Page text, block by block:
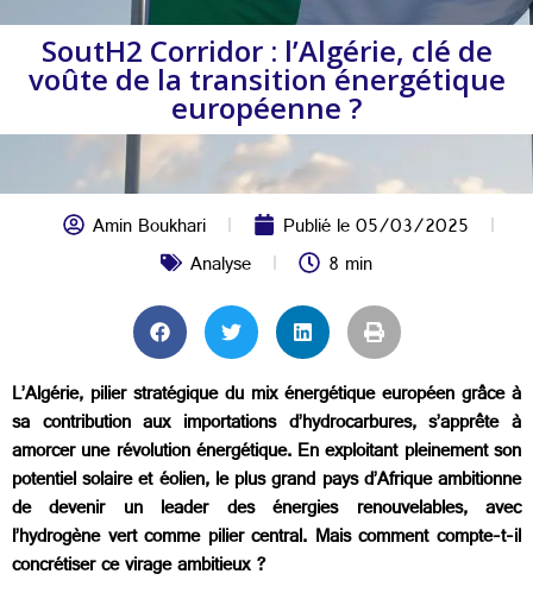
SoutH2 Corridor : l’Algérie, clé de
voûte de la transition énergétique
européenne ?
Amin Boukhari Publié le05/03/2025
Analyse
8 min
L’Algérie, pilier stratégique du mix énergétique européen grâce à
sa contribution aux importations d’hydrocarbures, s’apprête à
amorcer une révolution énergétique. En exploitant pleinement son
potentiel solaire et éolien, le plus grand pays d’Afrique ambitionne
de devenir un leader des énergies renouvelables, avec
l’hydrogène vert comme pilier central. Mais comment compte-t-il
concrétiser ce virage ambitieux ?